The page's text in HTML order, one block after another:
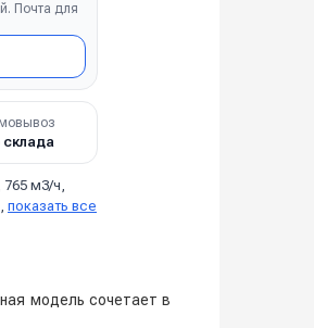
Почта для
склада
765 м3/ч,
показать все
модель сочетает в